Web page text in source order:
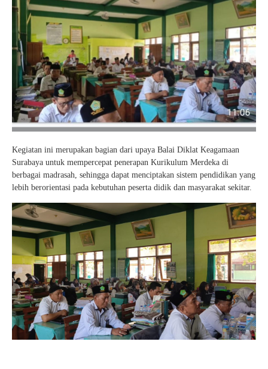
Kegiatan ini merupakan bagian dari upaya Balai Diklat Keagamaan
Surabaya untuk mempercepat penerapan Kurikulum Merdeka di
berbagai madrasah, sehingga dapat menciptakan sistem pendidikan yang
lebih berorientasi pada kebutuhan peserta didik dan masyarakat sekitar.